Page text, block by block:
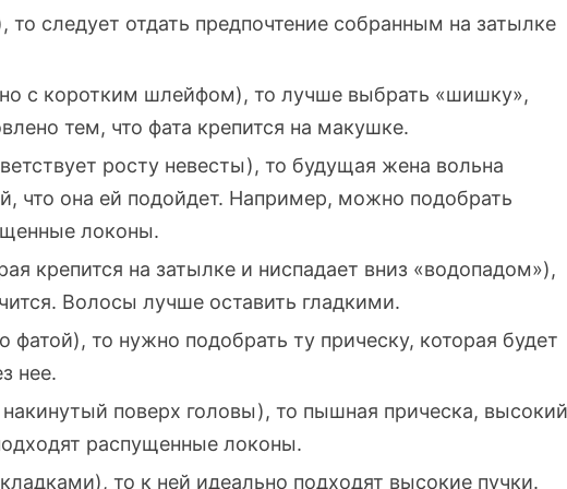
следует отдать предпочтение собранным на затылке
но с коротким шлейфом), то лучше выбрать «шишку»,
тем, что фата крепится на макушке.
росту невесты), то будущая жена вольна
что она ей подойдет. Например, можно подобрать
локоны.
крепится на затылке и ниспадает вниз «водопадом»),
Волосы лучше оставить гладкими.
фатой), то нужно подобрать ту прическу, которая будет
нее.
поверх головы), то пышная прическа, высокий
распущенные локоны.
то к ней идеально подходят высокие пучки.